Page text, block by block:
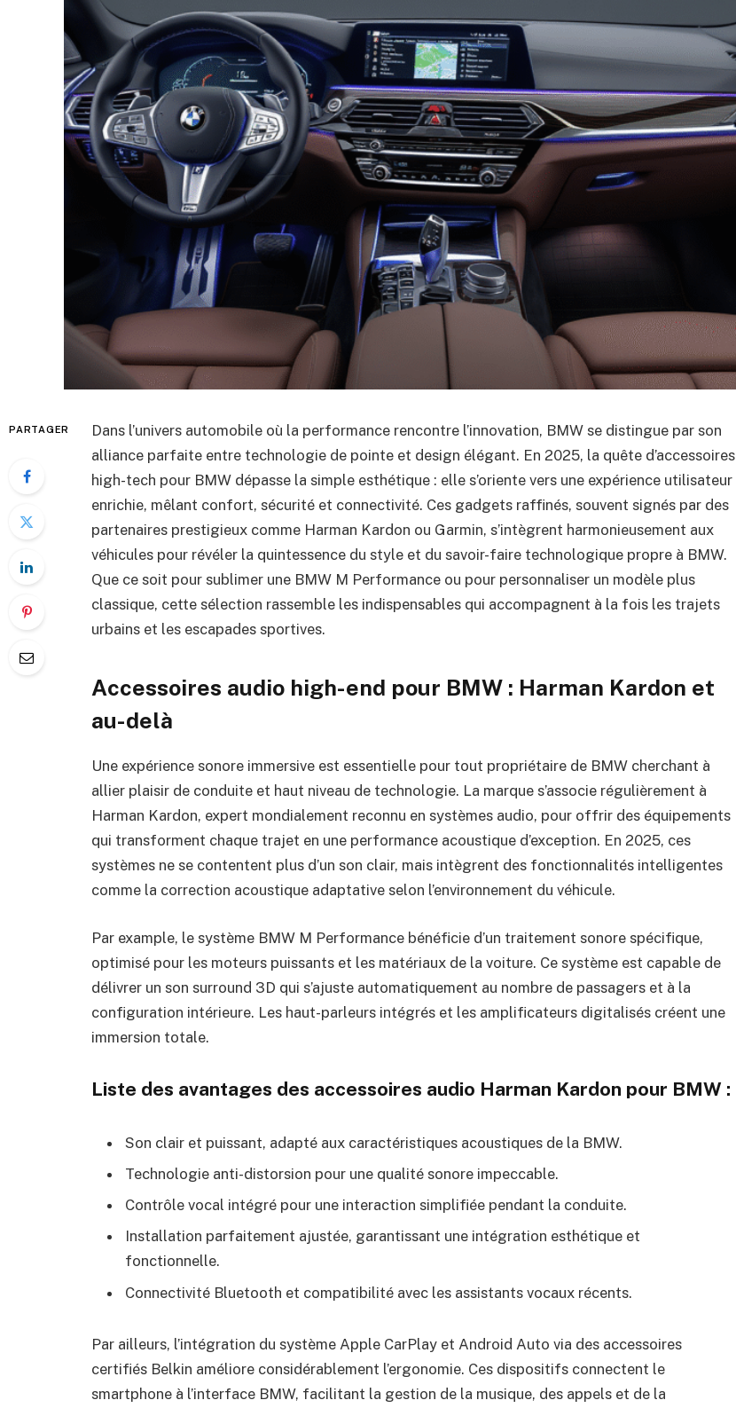
PARTAGER
Dans l’univers automobile où la performance rencontre l’innovation, BMW se distingue par son
alliance parfaite entre technologie de pointe et design élégant. En 2025, la quête d’accessoires
high-tech pour BMW dépasse la simple esthétique : elle s’oriente vers une expérience utilisateur
enrichie, mêlant confort, sécurité et connectivité. Ces gadgets raffinés, souvent signés par des
partenaires prestigieux comme Harman Kardon ou Garmin, s’intègrent harmonieusement aux
véhicules pour révéler la quintessence du style et du savoir-faire technologique propre à BMW.
Que ce soit pour sublimer une BMW M Performance ou pour personnaliser un modèle plus
classique, cette sélection rassemble les indispensables qui accompagnent à la fois les trajets
urbains et les escapades sportives.
Accessoires audio high-end pour BMW : Harman Kardon et
au-delà
Une expérience sonore immersive est essentielle pour tout propriétaire de BMW cherchant à
allier plaisir de conduite et haut niveau de technologie. La marque s’associe régulièrement à
Harman Kardon, expert mondialement reconnu en systèmes audio, pour offrir des équipements
qui transforment chaque trajet en une performance acoustique d’exception. En 2025, ces
systèmes ne se contentent plus d’un son clair, mais intègrent des fonctionnalités intelligentes
comme la correction acoustique adaptative selon l’environnement du véhicule.
Par example, le système BMW M Performance bénéficie d’un traitement sonore spécifique,
optimisé pour les moteurs puissants et les matériaux de la voiture. Ce système est capable de
délivrer un son surround 3D qui s’ajuste automatiquement au nombre de passagers et à la
configuration intérieure. Les haut-parleurs intégrés et les amplificateurs digitalisés créent une
immersion totale.
Liste des avantages des accessoires audio Harman Kardon pour BMW :
Son clair et puissant, adapté aux caractéristiques acoustiques de la BMW.
Technologie anti-distorsion pour une qualité sonore impeccable.
Contrôle vocal intégré pour une interaction simplifiée pendant la conduite.
Installation parfaitement ajustée, garantissant une intégration esthétique et
fonctionnelle.
Connectivité Bluetooth et compatibilité avec les assistants vocaux récents.
Par ailleurs, l’intégration du système Apple CarPlay et Android Auto via des accessoires
certifiés Belkin améliore considérablement l’ergonomie. Ces dispositifs connectent le
smartphone à l’interface BMW, facilitant la gestion de la musique, des appels et de la